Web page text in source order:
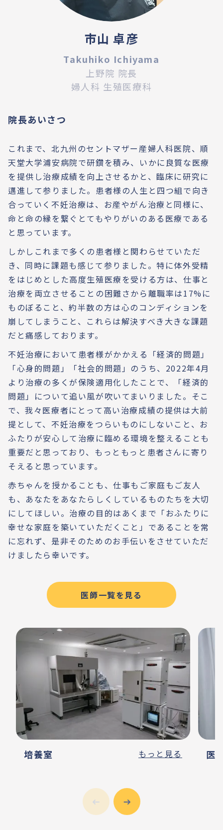
市山 卓彦
Takuhiko Ichiyama
上野院 院長
婦人科 生殖医療科
院長あいさつ
これまで、北九州のセントマザー産婦人科医院、順
天堂大学浦安病院で研鑽を積み、いかに良質な医療
を提供し治療成績を向上させるかと、臨床に研究に
邁進して参りました。患者様の人生と四つ組で向き
合っていく不妊治療は、お産やがん治療と同様に、
命と命の縁を繋ぐとてもやりがいのある医療である
と思っています。
しかしこれまで多くの患者様と関わらせていただ
き、同時に課題も感じて参りました。特に体外受精
をはじめとした高度生殖医療を受ける方は、仕事と
治療を両立させることの困難さから離職率は17%に
ものぼること、約半数の方は心のコンディションを
崩してしまうこと、これらは解決すべき大きな課題
だと痛感しております。
不妊治療において患者様がかかえる「経済的問題」
「心身的問題」「社会的問題」のうち、2022年4月
より治療の多くが保険適用化したことで、「経済的
問題」について追い風が吹いてまいりました。そこ
で、我々医療者にとって高い治療成績の提供は大前
提として、不妊治療をつらいものにしないこと、お
ふたりが安心して治療に臨める環境を整えることも
重要だと思っており、もっともっと患者さんに寄り
そえると思っています。
赤ちゃんを授かることも、仕事もご家庭もご友人
も、あなたをあなたらしくしているものたちを大切
にしてほしい。治療の目的はあくまで「おふたりに
幸せな家庭を築いていただくこと」であることを常
に忘れず、是非そのためのお手伝いをさせていただ
けましたら幸いです。
医師一覧を見る
培養室 もっと見る 医